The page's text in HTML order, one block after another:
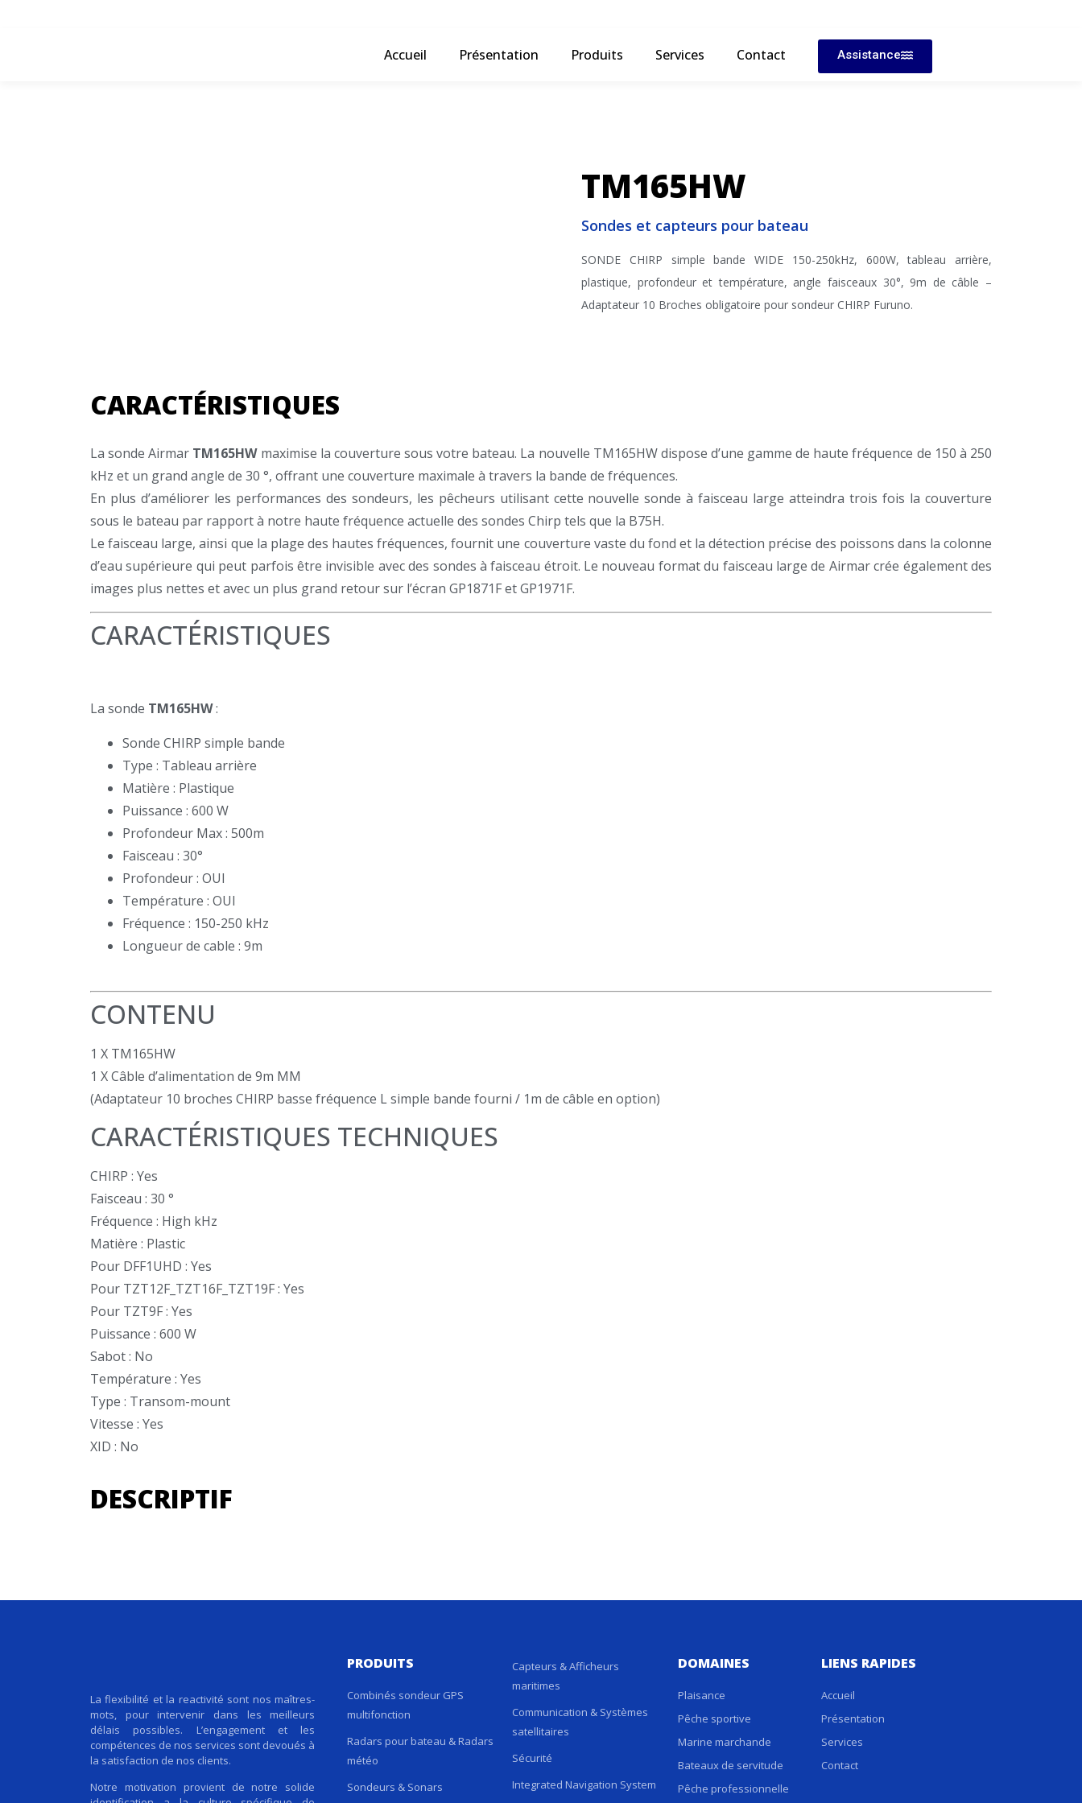
Accueil Présentation Produits Services Contact Assistance
TM165HW
Sondes et capteurs pour bateau
SONDE CHIRP simple bande WIDE 150-250kHz, 600W, tableau arrière,
plastique, profondeur et température, angle faisceaux 30°, 9m de câble –
Adaptateur 10 Broches obligatoire pour sondeur CHIRP Furuno.
CARACTÉRISTIQUES
La sonde Airmar TM165HWmaximise la couverture sous votre bateau. La nouvelle TM165HW dispose d’une gamme de haute fréquence de 150 à 250
kHz et un grand angle de 30 °, offrant une couverture maximale à travers la bande de fréquences.
En plus d’améliorer les performances des sondeurs, les pêcheurs utilisant cette nouvelle sonde à faisceau large atteindra trois fois la couverture
sous le bateau par rapport à notre haute fréquence actuelle des sondes Chirp tels que la B75H.
Le faisceau large, ainsi que la plage des hautes fréquences, fournit une couverture vaste du fond et la détection précise des poissons dans la colonne
d’eau supérieure qui peut parfois être invisible avec des sondes à faisceau étroit. Le nouveau format du faisceau large de Airmar crée également des
images plus nettes et avec un plus grand retour sur l’écran GP1871F et GP1971F.
CARACTÉRISTIQUES
La sonde TM165HW:
Sonde CHIRP simple bande
Type : Tableau arrière
Matière : Plastique
Puissance : 600 W
Profondeur Max : 500m
Faisceau : 30°
Profondeur : OUI
Température : OUI
Fréquence : 150-250 kHz
Longueur de cable : 9m
CONTENU
1 X TM165HW
1 X Câble d’alimentation de 9m MM
(Adaptateur 10 broches CHIRP basse fréquence L simple bande fourni / 1m de câble en option)
CARACTÉRISTIQUES TECHNIQUES
CHIRP : Yes
Faisceau : 30 °
Fréquence : High kHz
Matière : Plastic
Pour DFF1UHD : Yes
Pour TZT12F_TZT16F_TZT19F : Yes
Pour TZT9F : Yes
Puissance : 600 W
Sabot : No
Température : Yes
Type : Transom-mount
Vitesse : Yes
XID : No
DESCRIPTIF
La flexibilité et la reactivité sont nos maîtres-
mots, pour intervenir dans les meilleurs
délais possibles. L’engagement et les
compétences de nos services sont devoués à
la satisfaction de nos clients.
Notre motivation provient de notre solide
PRODUITS
Combinés sondeur GPS
multifonction
Radars pour bateau & Radars
météo
Sondeurs & Sonars
Capteurs & Afficheurs
maritimes
Communication & Systèmes
satellitaires
Sécurité
Integrated Navigation System
DOMAINES
Plaisance
Pêche sportive
Marine marchande
Bateaux de servitude
Pêche professionnelle
LIENS RAPIDES
Accueil
Présentation
Services
Contact